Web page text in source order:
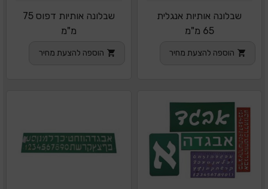
שבלונה אותיות אנגלית
65 מ"מ
הוספה להצעת מחיר
שבלונה אותיות דפוס 75
מ"מ
הוספה להצעת מחיר